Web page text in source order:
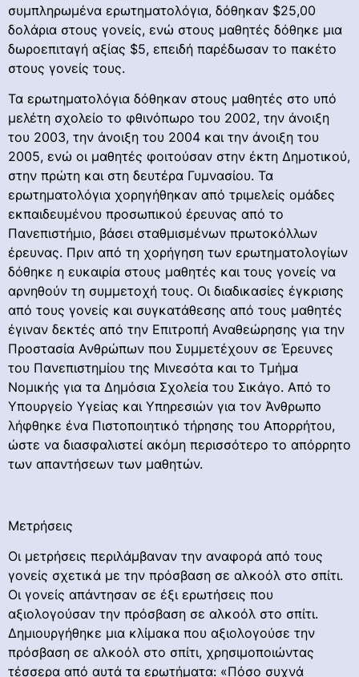
συμπληρωμένα ερωτηματολόγια, δόθηκαν $25,00
δολάρια στους γονείς, ενώ στους μαθητές δόθηκε μια
δωροεπιταγή αξίας $5, επειδή παρέδωσαν το πακέτο
στους γονείς τους.
Τα ερωτηματολόγια δόθηκαν στους μαθητές στο υπό
μελέτη σχολείο το φθινόπωρο του 2002, την άνοιξη
του 2003, την άνοιξη του 2004 και την άνοιξη του
2005, ενώ οι μαθητές φοιτούσαν στην έκτη Δημοτικού,
στην πρώτη και στη δευτέρα Γυμνασίου. Τα
ερωτηματολόγια χορηγήθηκαν από τριμελείς ομάδες
εκπαιδευμένου προσωπικού έρευνας από το
Πανεπιστήμιο, βάσει σταθμισμένων πρωτοκόλλων
έρευνας. Πριν από τη χορήγηση των ερωτηματολογίων
δόθηκε η ευκαιρία στους μαθητές και τους γονείς να
αρνηθούν τη συμμετοχή τους. Οι διαδικασίες έγκρισης
από τους γονείς και συγκατάθεσης από τους μαθητές
έγιναν δεκτές από την Επιτροπή Αναθεώρησης για την
Προστασία Ανθρώπων που Συμμετέχουν σε Έρευνες
του Πανεπιστημίου της Μινεσότα και το Τμήμα
Νομικής για τα Δημόσια Σχολεία του Σικάγο. Από το
Υπουργείο Υγείας και Υπηρεσιών για τον Άνθρωπο
λήφθηκε ένα Πιστοποιητικό τήρησης του Απορρήτου,
ώστε να διασφαλιστεί ακόμη περισσότερο το απόρρητο
των απαντήσεων των μαθητών.
Μετρήσεις
Οι μετρήσεις περιλάμβαναν την αναφορά από τους
γονείς σχετικά με την πρόσβαση σε αλκοόλ στο σπίτι.
Οι γονείς απάντησαν σε έξι ερωτήσεις που
αξιολογούσαν την πρόσβαση σε αλκοόλ στο σπίτι.
Δημιουργήθηκε μια κλίμακα που αξιολογούσε την
πρόσβαση σε αλκοόλ στο σπίτι, χρησιμοποιώντας
τέσσερα από αυτά τα ερωτήματα: «Πόσο συχνά